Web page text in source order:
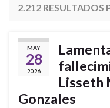
2.212 RESULTADOS
MAY
28
2026
Lisseth
Gonzales